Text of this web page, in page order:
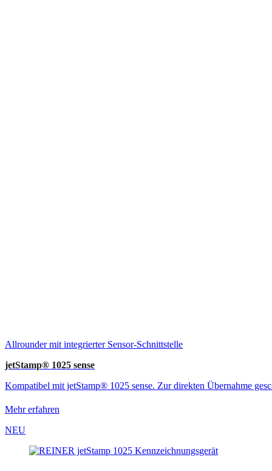
Allrounder mit integrierter Sensor-Schnittstelle
jetStamp® 1025 sense
Kompatibel mit jetStamp® 1025 sense. Zur direkten Übernahme
Mehr erfahren
NEU